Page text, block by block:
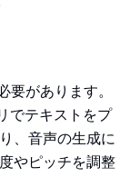
要があります。
でテキストをプ
、音声の生成に
やピッチを調整